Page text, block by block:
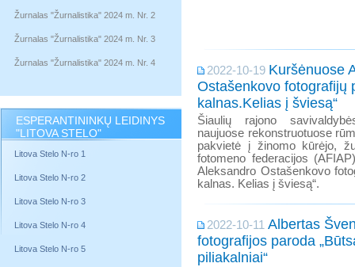
Žurnalas "Žurnalistika" 2024 m. Nr. 2
Žurnalas "Žurnalistika" 2024 m. Nr. 3
Žurnalas "Žurnalistika" 2024 m. Nr. 4
ESPERANTININKŲ LEIDINYS
"LITOVA STELO"
Litova Stelo N-ro 1
Litova Stelo N-ro 2
Litova Stelo N-ro 3
Litova Stelo N-ro 4
Litova Stelo N-ro 5
2022-10-19 Kuršėnuose
Ostašenkovo fotografijų
kalnas.Kelias į šviesą“
Šiaulių rajono
naujuose rekonstruotuose
pakvietė į žinomo kūrėjo,
fotomeno federacijos
Aleksandro Ostašenkovo
kalnas. Kelias į šviesą“.
2022-10-11 Albertas
fotografijos paroda
piliakalniai“